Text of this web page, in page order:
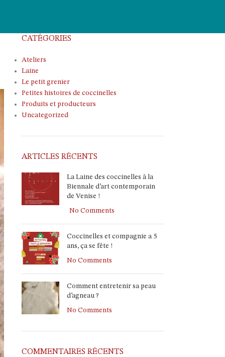
CATÉGORIES
Ateliers
Laine
Le petit grenier
Petites histoires de coccinelles
Produits et producteurs
Uncategorized
ARTICLES RÉCENTS
La Laine des coccinelles à la
Biennale d’art contemporain
de Venise !
No Comments
Coccinelles et compagnie a 5
ans, ça se fête !
No Comments
Comment entretenir sa peau
d’agneau ?
No Comments
COMMENTAIRES RÉCENTS